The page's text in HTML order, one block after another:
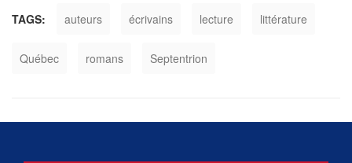
TAGS: auteurs écrivains lecture littérature
Québec romans Septentrion